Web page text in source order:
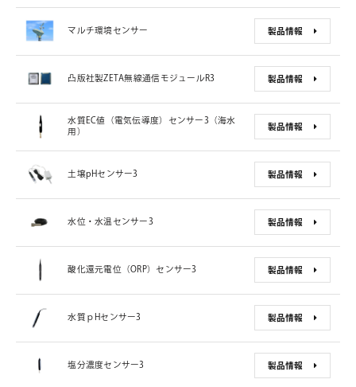
マルチ環境センサー 製品情報
凸版社製ZETA無線通信モジュールR3 製品情報
水質EC値（電気伝導度）センサー3（海水
用）
製品情報
土壌pHセンサー3 製品情報
水位・水温センサー3 製品情報
酸化還元電位（ORP）センサー3 製品情報
水質ｐHセンサー3 製品情報
塩分濃度センサー3 製品情報